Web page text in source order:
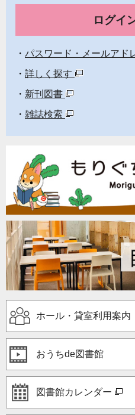
ログイ
パスワード・メールアド
詳しく探す
新刊図書
雑誌検索
ホール・貸室利用案内
おうちde図書館
図書館カレンダー